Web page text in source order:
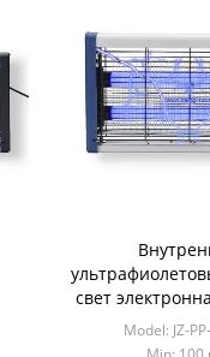
свет
убийцаModel: JZ-